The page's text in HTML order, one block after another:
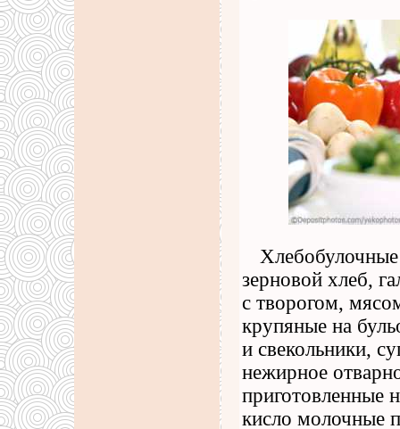
зерновой хлеб,
с творогом,
крупяные на
и свекольники,
нежирное
приготовленные
кисло молочные